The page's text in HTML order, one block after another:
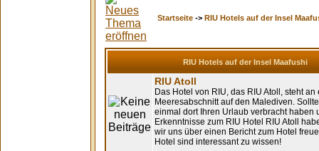
Startseite -> RIU Hotels auf der Insel
RIU Hotels auf der Insel Maafushi
RIU Atoll
Das Hotel von RIU, das RIU Atoll, steht
Meeresabschnitt auf den Malediven.
einmal dort Ihren Urlaub verbracht haben
Erkenntnisse zum RIU Hotel RIU Atoll
wir uns über einen Bericht zum Hotel
Hotel sind interessant zu wissen!